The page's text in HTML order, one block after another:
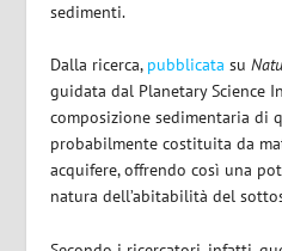
sedimenti.
Dalla ricerca, pubblicata su
guidata dal Planetary Science
composizione sedimentaria di
probabilmente costituita da
acquifere, offrendo così una
natura dell’abitabilità del